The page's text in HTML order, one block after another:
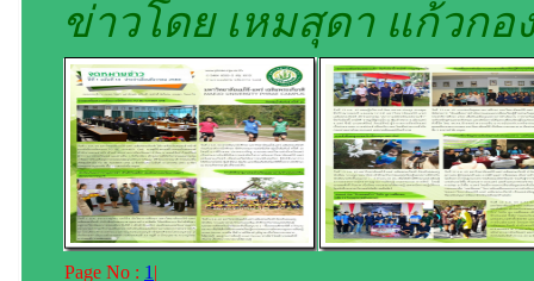
ข่าวโดย เหมสุดา แก้วกอ
Page No : 1 |